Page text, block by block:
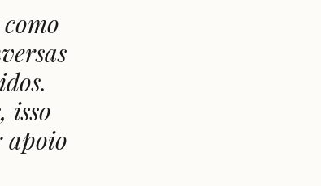
isso
apoio